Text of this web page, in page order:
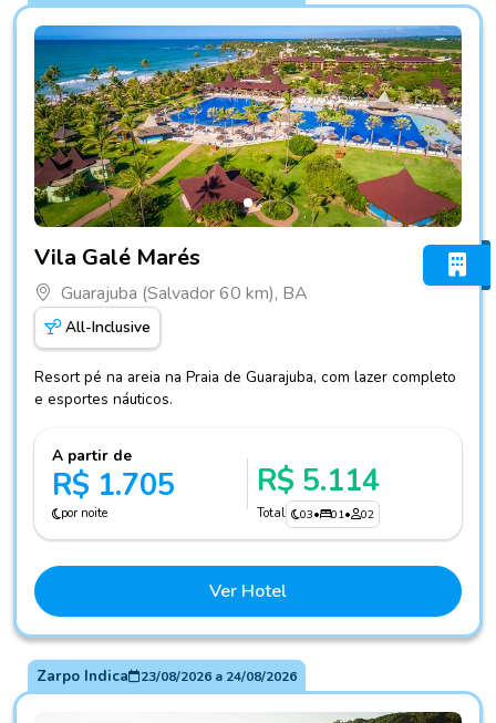
Vila Galé Marés
Guarajuba (Salvador 60 km), BA
All-Inclusive
Resort pé na areia na Praia de Guarajuba, com lazer completo
e esportes náuticos.
A partir de
R$ 1.705
por noite
R$ 5.114
Total 03• 01• 02
Ver Hotel
Zarpo Indica 23/08/2026a 24/08/2026